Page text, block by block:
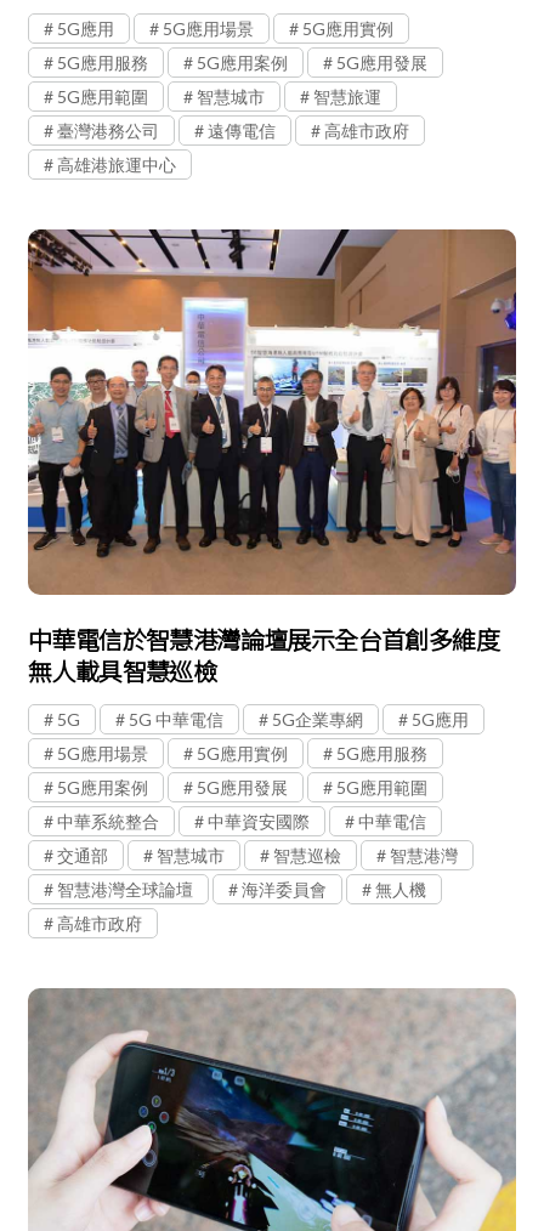
5G應用 5G應用場景
5G應用實例
5G應用服務
5G應用案例
5G應用發展
5G應用範圍
智慧城市
智慧旅運
臺灣港務公司
遠傳電信
高雄市政府
高雄港旅運中心
中華電信於智慧港灣論壇展示全台首創多維度
無人載具智慧巡檢
5G 5G 中華電信 5G企業專網
5G應用
5G應用場景
5G應用實例
5G應用服務
5G應用案例
5G應用發展
5G應用範圍
中華系統整合
中華資安國際
中華電信
交通部
智慧城市 智慧巡檢
智慧港灣
智慧港灣全球論壇
海洋委員會
無人機
高雄市政府